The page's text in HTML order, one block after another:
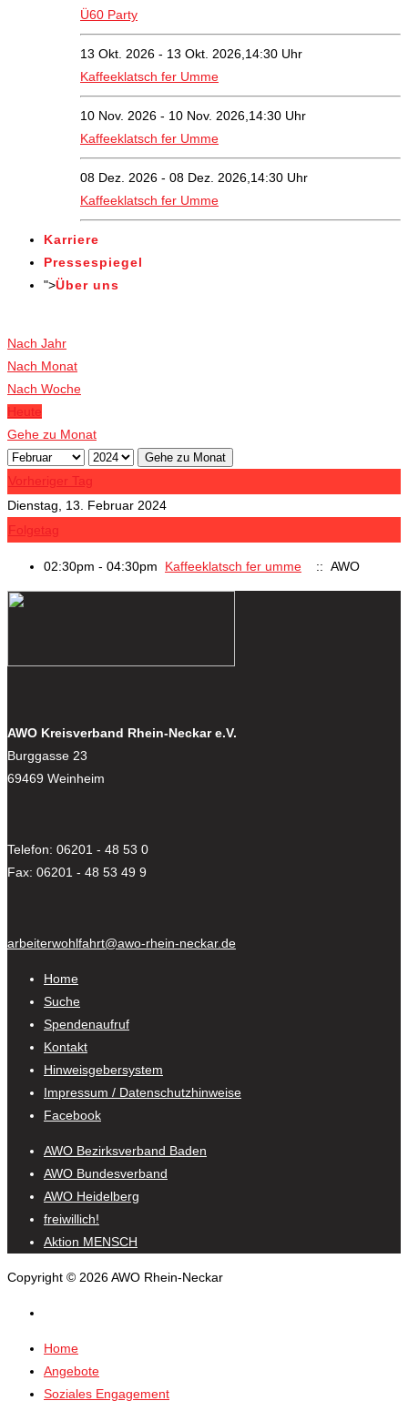
Ü60 Party
13 Okt. 2026 - 13 Okt. 2026,14:30 Uhr
Kaffeeklatsch fer Umme
10 Nov. 2026 - 10 Nov. 2026,14:30 Uhr
Kaffeeklatsch fer Umme
08 Dez. 2026 - 08 Dez. 2026,14:30 Uhr
Kaffeeklatsch fer Umme
Karriere
Pressespiegel
">Über uns
Nach Jahr
Nach Monat
Nach Woche
Heute
Gehe zu Monat
Gehe zu Monat
Vorheriger Tag
Dienstag, 13. Februar 2024
Folgetag
02:30pm - 04:30pm Kaffeeklatsch fer umme :: AWO
AWO Kreisverband Rhein-Neckar e.V.
Burggasse 23
69469 Weinheim
Telefon: 06201 - 48 53 0
Fax: 06201 - 48 53 49 9
arbeiterwohlfahrt@awo-rhein-neckar.de
Home
Suche
Spendenaufruf
Kontakt
Hinweisgebersystem
Impressum / Datenschutzhinweise
Facebook
AWO Bezirksverband Baden
AWO Bundesverband
AWO Heidelberg
freiwillich!
Aktion MENSCH
Copyright © 2026 AWO Rhein-Neckar
Home
Angebote
Soziales Engagement